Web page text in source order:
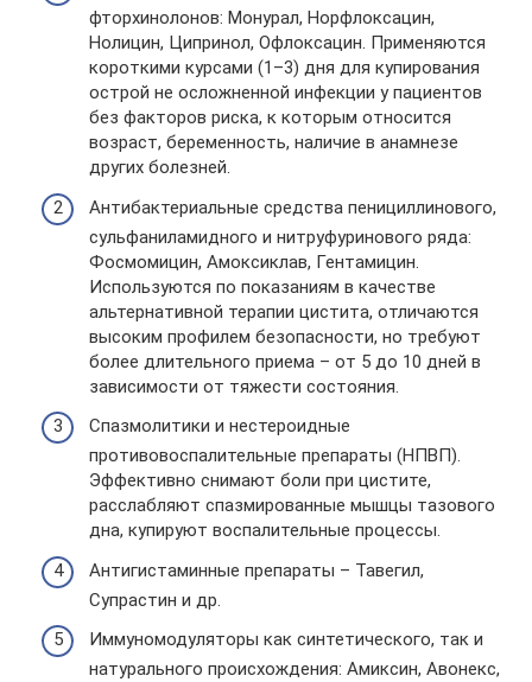
фторхинолонов: Монурал, Норфлоксацин,
Нолицин, Ципринол, Офлоксацин. Применяются
короткими курсами (1–3) дня для купирования
острой не осложненной инфекции у пациентов
без факторов риска, к которым относится
возраст, беременность, наличие в анамнезе
других болезней.
Антибактериальные средства пенициллинового,
сульфаниламидного и нитруфуринового ряда:
Фосмомицин, Амоксиклав, Гентамицин.
Используются по показаниям в качестве
альтернативной терапии цистита, отличаются
высоким профилем безопасности, но требуют
более длительного приема – от 5 до 10 дней в
зависимости от тяжести состояния.
Спазмолитики и нестероидные
противовоспалительные препараты (НПВП).
Эффективно снимают боли при цистите,
расслабляют спазмированные мышцы тазового
дна, купируют воспалительные процессы.
Антигистаминные препараты – Тавегил,
Супрастин и др.
Иммуномодуляторы как синтетического, так и
натурального происхождения: Амиксин, Авонекс,